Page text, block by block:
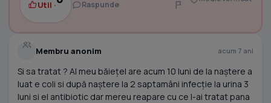
Util · Raspunde
Membru anonim acum 7 ani
Si sa tratat ? Al meu băiețel are acum 10 luni de la naștere a
luat e coli si după naștere la 2 saptamâni infecție la urina 3
luni si el antibiotic dar mereu reapare cu ce l-ai tratat pana